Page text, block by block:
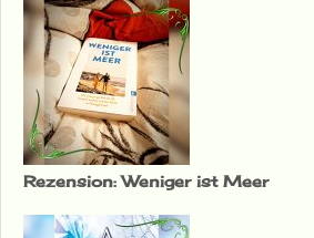
Rezension: Weniger ist Meer